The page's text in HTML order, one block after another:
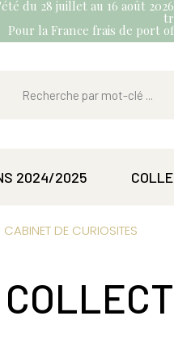
du 28 juillet au 16 août
Pour la France frais de port
2024/2025
DE CURIOSITES